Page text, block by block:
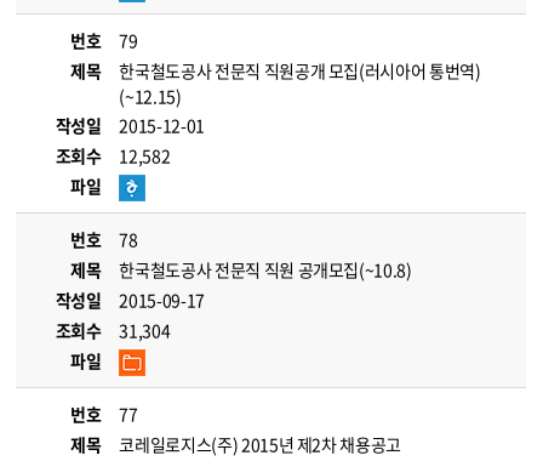
번호
79
제목
한국철도공사 전문직 직원공개 모집(러시아어 통번역)
(~12.15)
작성일
2015-12-01
조회수
12,582
파일
번호
78
제목
한국철도공사 전문직 직원 공개모집(~10.8)
작성일
2015-09-17
조회수
31,304
파일
번호
77
제목
코레일로지스(주) 2015년 제2차 채용공고